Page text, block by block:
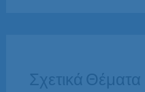
Σχετικά Θέματα